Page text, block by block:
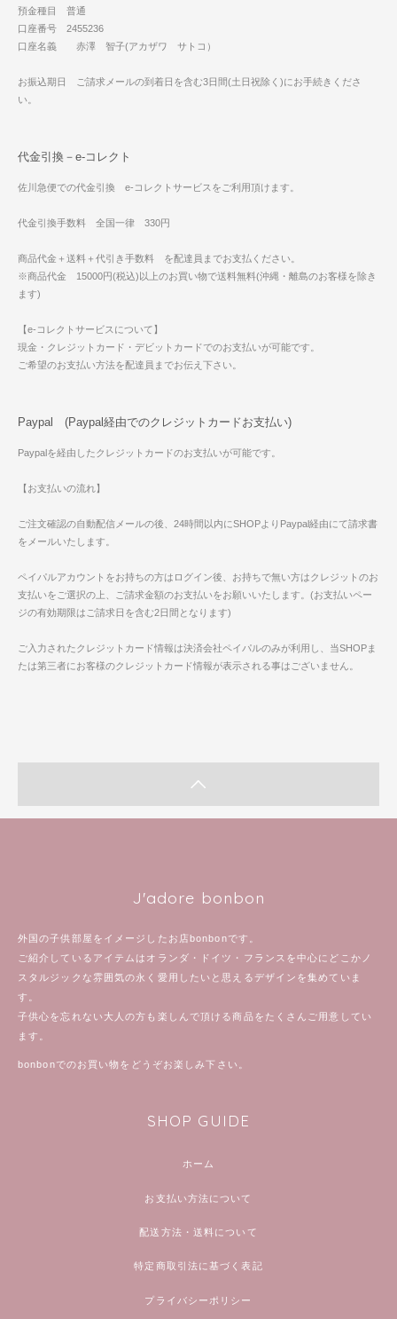
預金種目 普通
口座番号 2455236
口座名義 赤澤 智子(アカザワ サトコ）
お振込期日 ご請求メールの到着日を含む3日間(土日祝除く)にお手続きくださ
い。
代金引換－e-コレクト
佐川急便での代金引換 e-コレクトサービスをご利用頂けます。
代金引換手数料 全国一律 330円
商品代金＋送料＋代引き手数料 を配達員までお支払ください。
※商品代金 15000円(税込)以上のお買い物で送料無料(沖縄・離島のお客様を除き
ます)
【e-コレクトサービスについて】
現金・クレジットカード・デビットカードでのお支払いが可能です。
ご希望のお支払い方法を配達員までお伝え下さい。
Paypal (Paypal経由でのクレジットカードお支払い)
Paypalを経由したクレジットカードのお支払いが可能です。
【お支払いの流れ】
ご注文確認の自動配信メールの後、24時間以内にSHOPよりPaypal経由にて請求書
をメールいたします。
ペイパルアカウントをお持ちの方はログイン後、お持ちで無い方はクレジットのお
支払いをご選択の上、ご請求金額のお支払いをお願いいたします。(お支払いペー
ジの有効期限はご請求日を含む2日間となります)
ご入力されたクレジットカード情報は決済会社ペイパルのみが利用し、当SHOPま
たは第三者にお客様のクレジットカード情報が表示される事はございません。
J'adore bonbon
外国の子供部屋をイメージしたお店bonbonです。
ご紹介しているアイテムはオランダ・ドイツ・フランスを中心にどこかノ
スタルジックな雰囲気の永く愛用したいと思えるデザインを集めていま
す。
子供心を忘れない大人の方も楽しんで頂ける商品をたくさんご用意してい
ます。
bonbonでのお買い物をどうぞお楽しみ下さい。
SHOP GUIDE
ホーム
お支払い方法について
配送方法・送料について
特定商取引法に基づく表記
プライバシーポリシー